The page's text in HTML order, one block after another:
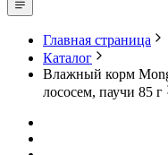
Главная страница
Каталог
Влажный корм
лососем, паучи 85 г